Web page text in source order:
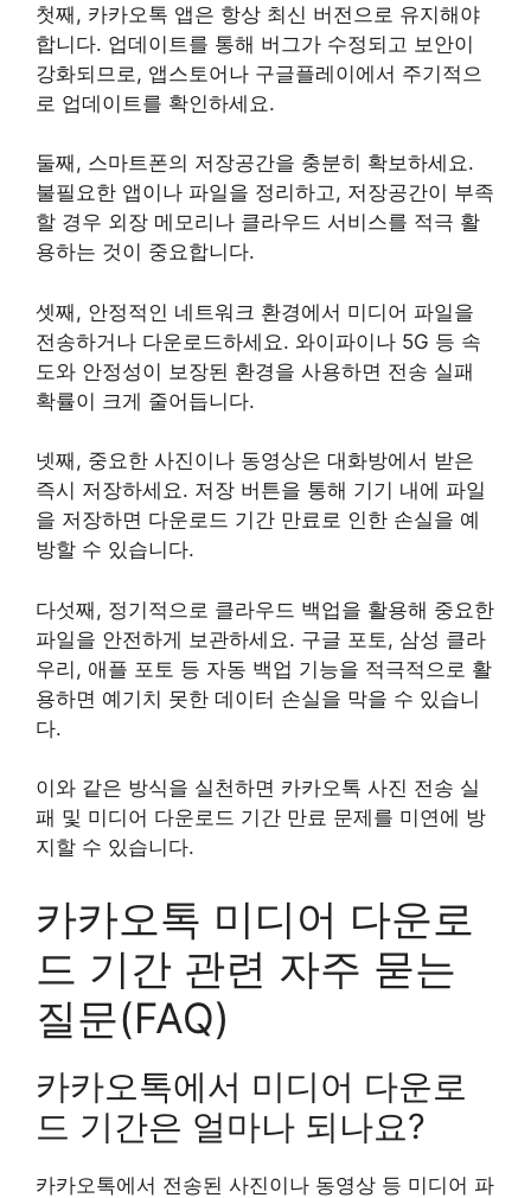
첫째, 카카오톡 앱은 항상 최신 버전으로 유지해야
합니다. 업데이트를 통해 버그가 수정되고 보안이
강화되므로, 앱스토어나 구글플레이에서 주기적으
로 업데이트를 확인하세요.
둘째, 스마트폰의 저장공간을 충분히 확보하세요.
불필요한 앱이나 파일을 정리하고, 저장공간이 부족
할 경우 외장 메모리나 클라우드 서비스를 적극 활
용하는 것이 중요합니다.
셋째, 안정적인 네트워크 환경에서 미디어 파일을
전송하거나 다운로드하세요. 와이파이나 5G 등 속
도와 안정성이 보장된 환경을 사용하면 전송 실패
확률이 크게 줄어듭니다.
넷째, 중요한 사진이나 동영상은 대화방에서 받은
즉시 저장하세요. 저장 버튼을 통해 기기 내에 파일
을 저장하면 다운로드 기간 만료로 인한 손실을 예
방할 수 있습니다.
다섯째, 정기적으로 클라우드 백업을 활용해 중요한
파일을 안전하게 보관하세요. 구글 포토, 삼성 클라
우리, 애플 포토 등 자동 백업 기능을 적극적으로 활
용하면 예기치 못한 데이터 손실을 막을 수 있습니
다.
이와 같은 방식을 실천하면 카카오톡 사진 전송 실
패 및 미디어 다운로드 기간 만료 문제를 미연에 방
지할 수 있습니다.
카카오톡 미디어 다운로
드 기간 관련 자주 묻는
질문(FAQ)
카카오톡에서 미디어 다운로
드 기간은 얼마나 되나요?
카카오톡에서 전송된 사진이나 동영상 등 미디어 파